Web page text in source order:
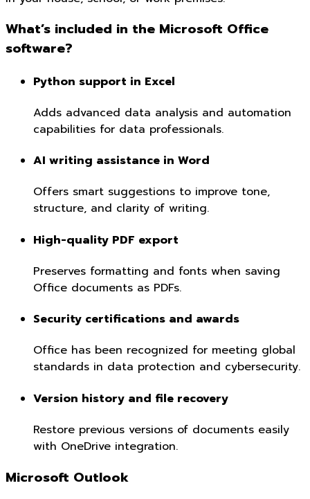
What’s included in the Microsoft Office
software?
Python support in Excel
Adds advanced data analysis and automation
capabilities for data professionals.
AI writing assistance in Word
Offers smart suggestions to improve tone,
structure, and clarity of writing.
High-quality PDF export
Preserves formatting and fonts when saving
Office documents as PDFs.
Security certifications and awards
Office has been recognized for meeting global
standards in data protection and cybersecurity.
Version history and file recovery
Restore previous versions of documents easily
with OneDrive integration.
Microsoft Outlook